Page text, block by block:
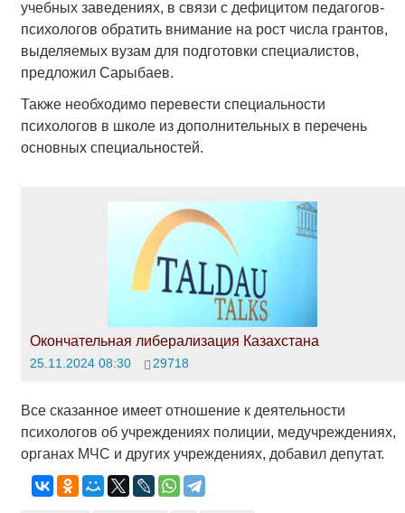
учебных заведениях, в связи с дефицитом педагогов-
психологов обратить внимание на рост числа грантов,
выделяемых вузам для подготовки специалистов,
предложил Сарыбаев.
Также необходимо перевести специальности
психологов в школе из дополнительных в перечень
основных специальностей.
Окончательная либерализация Казахстана
25.11.2024 08:30 29718
Все сказанное имеет отношение к деятельности
психологов об учреждениях полиции, медучреждениях,
органах МЧС и других учреждениях, добавил депутат.